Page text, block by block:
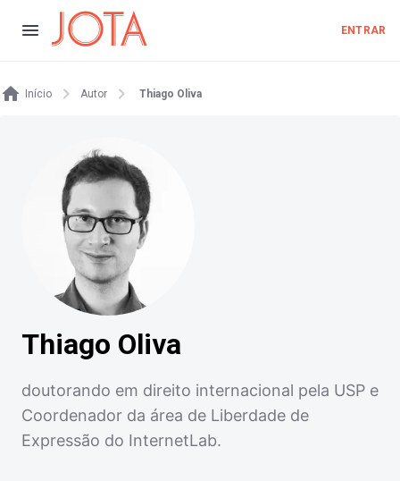
ENTRAR
Início Autor Thiago Oliva
Thiago Oliva
doutorando em direito internacional pela USP e
Coordenador da área de Liberdade de
Expressão do InternetLab.